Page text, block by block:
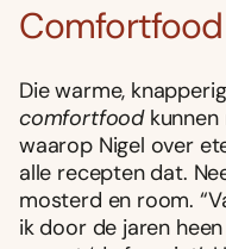
Comfortfood
Die warme,
comfortfoodkunnen
waarop Nigel over
alle recepten dat.
mosterd en room.
ik door de jaren